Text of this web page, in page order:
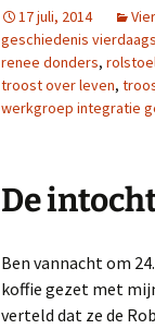
17 juli, 2014
geschiedenis
renee donders,
troost over leven,
werkgroep integratie
De
Ben vannacht om
koffie gezet met
verteld dat ze de